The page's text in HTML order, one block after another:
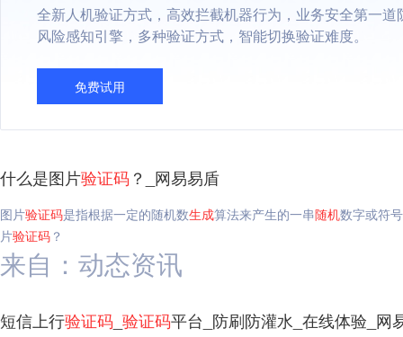
全新人机验证方式，高效拦截机器行为，业务安全第一道
风险感知引擎，多种验证方式，智能切换验证难度。
免费试用
什么是图片验证码 ？_网易易盾
图片验证码是指根据一定的随机数生成算法来产生的一串随机数字或符
片验证码 ？
来自：动态资讯
短信上行验证码 验证码平台_防刷防灌水_在线体验_网